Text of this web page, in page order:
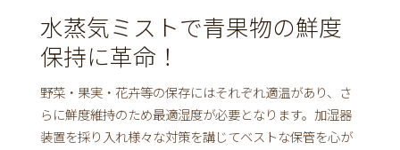
水蒸気ミストで青果物の鮮度
保持に革命！
野菜・果実・花卉等の保存にはそれぞれ適温があり、さ
らに鮮度維持のため最適湿度が必要となります。加湿器
装置を採り入れ様々な対策を講じてベストな保管を心が